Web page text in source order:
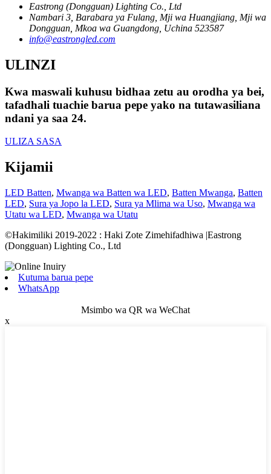
Eastrong (Dongguan) Lighting Co., Ltd
Nambari 3, Barabara ya Fulang, Mji wa Huangjiang, Mji wa
Dongguan, Mkoa wa Guangdong, Uchina 523587
info@eastrongled.com
ULINZI
Kwa maswali kuhusu bidhaa zetu au orodha ya bei,
tafadhali tuachie barua pepe yako na tutawasiliana
ndani ya saa 24.
ULIZA SASA
Kijamii
LED Batten, Mwanga wa Batten wa LED, Batten Mwanga, Batten
LED, Sura ya Jopo la LED, Sura ya Mlima wa Uso, Mwanga wa
Utatu wa LED, Mwanga wa Utatu
©Hakimiliki 2019-2022 : Haki Zote Zimehifadhiwa |Eastrong
(Dongguan) Lighting Co., Ltd
Kutuma barua pepe
WhatsApp
Msimbo wa QR wa WeChat
x